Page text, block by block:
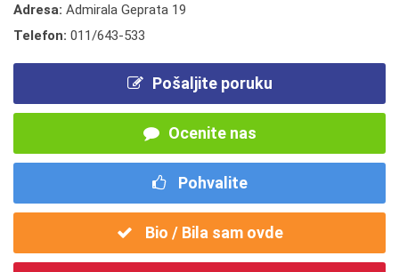
Adresa: Admirala Geprata 19
Telefon: 011/643-533
Pošaljite poruku
Ocenite nas
Pohvalite
Bio / Bila sam ovde